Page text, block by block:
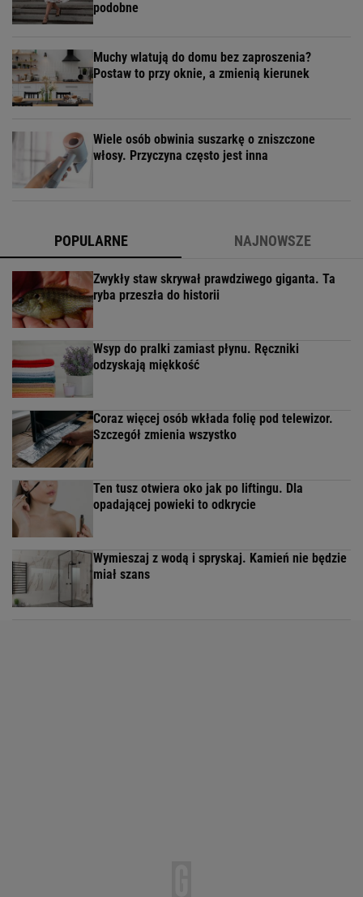
podobne
Muchy wlatują do domu bez zaproszenia?
Postaw to przy oknie, a zmienią kierunek
Wiele osób obwinia suszarkę o zniszczone
włosy. Przyczyna często jest inna
POPULARNE NAJNOWSZE
Zwykły staw skrywał prawdziwego giganta. Ta
ryba przeszła do historii
Wsyp do pralki zamiast płynu. Ręczniki
odzyskają miękkość
Coraz więcej osób wkłada folię pod telewizor.
Szczegół zmienia wszystko
Ten tusz otwiera oko jak po liftingu. Dla
opadającej powieki to odkrycie
Wymieszaj z wodą i spryskaj. Kamień nie będzie
miał szans